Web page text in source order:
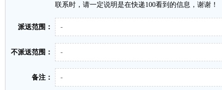
联系时，请一定说明是在快递100看到的信息，谢谢！
派送范围： -
不派送范围： -
备注： -